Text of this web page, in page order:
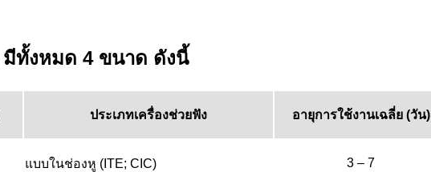
มีทั้งหมด 4 ขนาด ดังนี้
ประเภทเครื่องช่วยฟัง อายุการใช้งานเฉลี่ย (วัน)
แบบในช่องหู (ITE; CIC) 3 – 7